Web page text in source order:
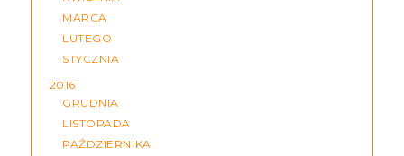
MARCA
LUTEGO
STYCZNIA
2016
GRUDNIA
LISTOPADA
PAŹDZIERNIKA